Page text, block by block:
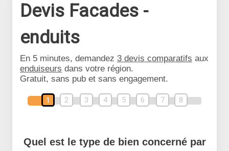
Devis Facades -
enduits
En 5 minutes, demandez 3 devis comparatifs aux
enduiseurs dans votre région.
Gratuit, sans pub et sans engagement.
1 2 3 4 5 6 7 8
Quel est le type de bien concerné par